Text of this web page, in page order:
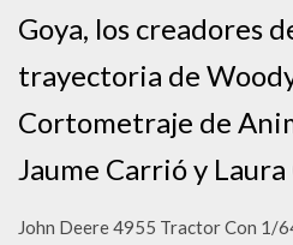
Goya, los creadores
trayectoria de
Cortometraje de
Jaume Carrió y
John Deere 4955 Tractor Con 1/